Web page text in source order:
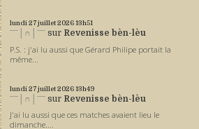
lundi 27juillet 202613h51
ˉˉˉ│∩│ˉˉˉ sur Revenisse bèn-lèu
P.S. : j'ai lu aussi que Gérard Philipe portait la
même...
lundi 27juillet 202613h49
ˉˉˉ│∩│ˉˉˉ sur Revenisse bèn-lèu
J'ai lu aussi que ces matches avaient lieu le
dimanche....